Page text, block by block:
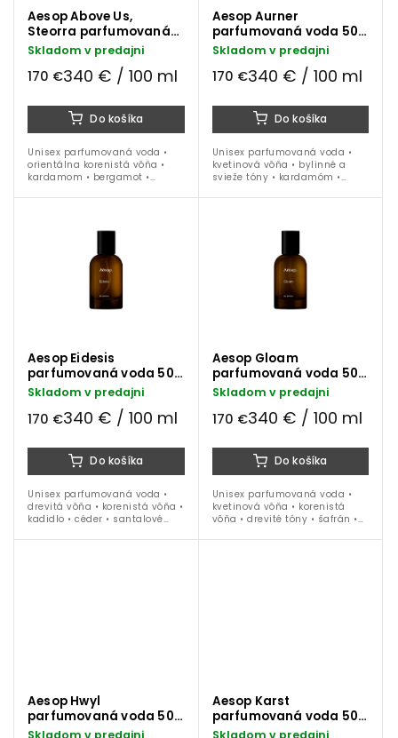
Aesop Above Us,
Steorra parfumovaná
voda 50 ml
Skladom v predajni
170 €340 € / 100 ml
Do košíka
Unisex parfumovaná voda •
orientálna korenistá vôňa •
kardamom • bergamot •
škorica • ideálna na obdobie...
Aesop Aurner
parfumovaná voda 50
ml
Skladom v predajni
170 €340 € / 100 ml
Do košíka
Unisex parfumovaná voda •
kvetinová vôňa • bylinné a
svieže tóny • kardamóm •
santal a céder • 50 ml
Aesop Eidesis
parfumovaná voda 50
ml
Skladom v predajni
170 €340 € / 100 ml
Do košíka
Unisex parfumovaná voda •
drevitá vôňa • korenistá vôňa •
kadidlo • céder • santalové
Aesop Gloam
parfumovaná voda 50
ml
Skladom v predajni
170 €340 € / 100 ml
Do košíka
Unisex parfumovaná voda •
kvetinová vôňa • korenistá
vôňa • drevité tóny • šafrán •
Aesop Hwyl
parfumovaná voda 50
ml
Skladom v predajni
Aesop Karst
parfumovaná voda 50
ml
Skladom v predajni